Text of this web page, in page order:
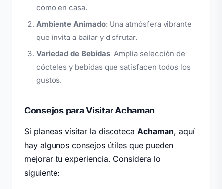
como en casa.
Ambiente Animado: Una atmósfera vibrante
que invita a bailar y disfrutar.
Variedad de Bebidas: Amplia selección de
cócteles y bebidas que satisfacen todos los
gustos.
Consejos para Visitar Achaman
Si planeas visitar la discoteca Achaman, aquí
hay algunos consejos útiles que pueden
mejorar tu experiencia. Considera lo
siguiente: